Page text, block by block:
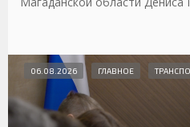
06.08.2026 ГЛАВНОЕ